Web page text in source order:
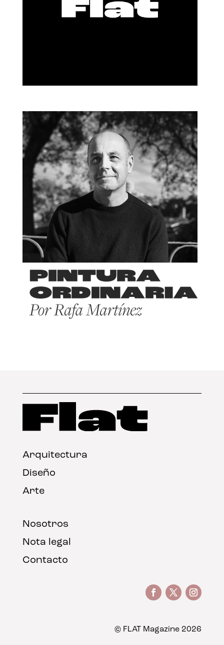
Arquitectura
Diseño
Arte
Nosotros
Nota legal
Contacto
© FLAT Magazine 2026